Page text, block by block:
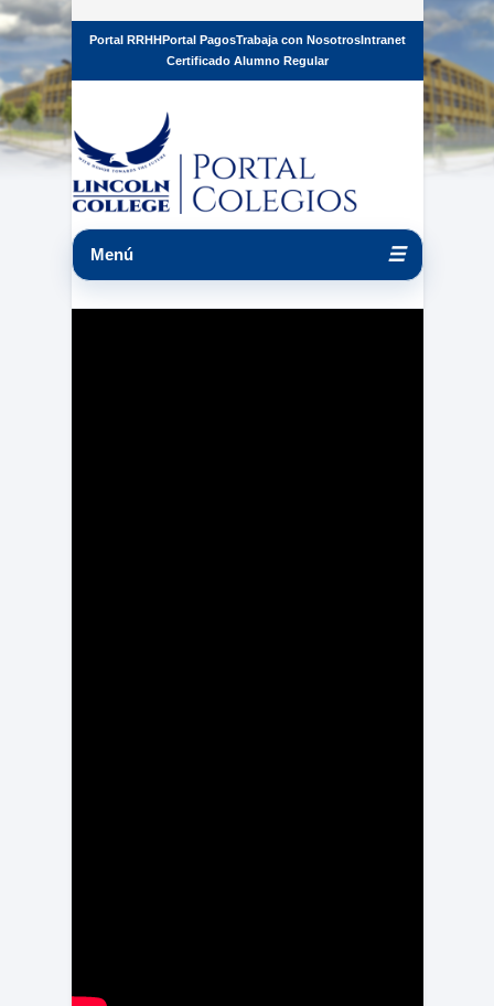
Portal RRHHPortal PagosTrabaja con NosotrosIntranet
Certificado Alumno Regular
Menú ☰